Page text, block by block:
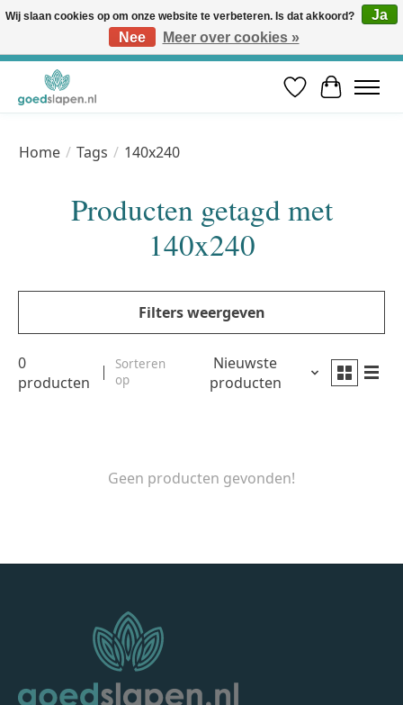
Vóór 12u besteld, volgende werkdag in huis* | Gratis verzending vanaf €50 | Professioneel slaapadvies
Verlanglijst
Home / Tags / 140x240
Producten getagd met
140x240
Filters weergeven
0
producten
Sorteren
op
Nieuwste
producten
Geen producten gevonden!
Wij slaan cookies op om onze website te verbeteren. Is dat akkoord?
Ja
Nee
Meer over cookies »